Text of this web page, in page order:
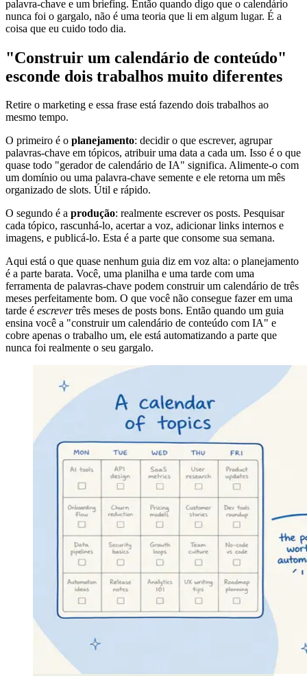
palavra-chave e um briefing. Então quando digo que o calendário
nunca foi o gargalo, não é uma teoria que li em algum lugar. É a
coisa que eu cuido todo dia.
"Construir um calendário de conteúdo"
esconde dois trabalhos muito diferentes
Retire o marketing e essa frase está fazendo dois trabalhos ao
mesmo tempo.
O primeiro é o planejamento: decidir o que escrever, agrupar
palavras-chave em tópicos, atribuir uma data a cada um. Isso é o que
quase todo "gerador de calendário de IA" significa. Alimente-o com
um domínio ou uma palavra-chave semente e ele retorna um mês
organizado de slots. Útil e rápido.
O segundo é a produção: realmente escrever os posts. Pesquisar
cada tópico, rascunhá-lo, acertar a voz, adicionar links internos e
imagens, e publicá-lo. Esta é a parte que consome sua semana.
Aqui está o que quase nenhum guia diz em voz alta: o planejamento
é a parte barata. Você, uma planilha e uma tarde com uma
ferramenta de palavras-chave podem construir um calendário de três
meses perfeitamente bom. O que você não consegue fazer em uma
tarde é escrevertrês meses de posts bons. Então quando um guia
ensina você a "construir um calendário de conteúdo com IA" e
cobre apenas o trabalho um, ele está automatizando a parte que
nunca foi realmente o seu gargalo.